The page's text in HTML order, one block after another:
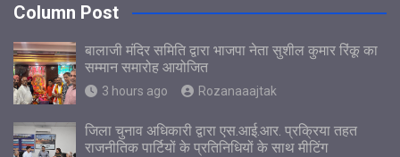
Column Post
बालाजी मंदिर समिति द्वारा भाजपा नेता सुशील कुमार रिंकू का
सम्मान समारोह आयोजित
3 hours ago Rozanaaajtak
जिला चुनाव अधिकारी द्वारा एस.आई.आर. प्रक्रिया तहत
राजनीतिक पार्टियों के प्रतिनिधियों के साथ मीटिंग